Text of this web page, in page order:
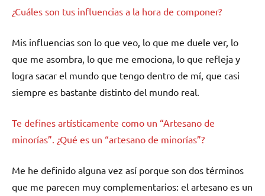
¿Cuáles son tus influencias a la hora de componer?
Mis influencias son lo que veo, lo que me duele ver, lo
que me asombra, lo que me emociona, lo que refleja y
logra sacar el mundo que tengo dentro de mí, que casi
siempre es bastante distinto del mundo real.
Te defines artísticamente como un “Artesano de
minorías”. ¿Qué es un “artesano de minorías”?
Me he definido alguna vez así porque son dos términos
que me parecen muy complementarios: el artesano es un